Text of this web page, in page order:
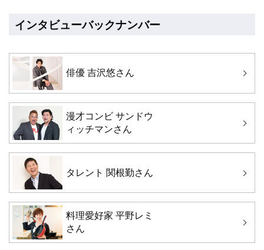
インタビューバックナンバー
俳優 吉沢悠さん
漫才コンビ サンドウ
ィッチマンさん
タレント 関根勤さん
料理愛好家 平野レミ
さん